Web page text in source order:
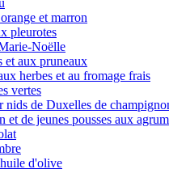
et marron
pleurotes
Noëlle
et aux pruneaux
herbes et au fromage frais
vertes
nids de Duxelles de
et de jeunes pousses aux
d'olive